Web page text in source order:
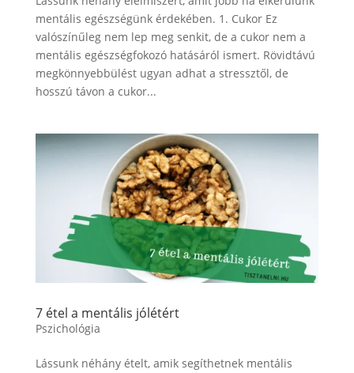
mentális egészségünk érdekében. 1. Cukor Ez
valószínűleg nem lep meg senkit, de a cukor nem a
mentális egészségfokozó hatásáról ismert. Rövidtávú
megkönnyebbülést ugyan adhat a stressztől, de
hosszú távon a cukor...
7 étel a mentális jólétért
Pszichológia
Lássunk néhány ételt, amik segíthetnek mentális